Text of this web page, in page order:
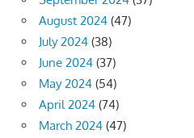
August 2024 (47)
July 2024 (38)
June 2024 (37)
May 2024 (54)
April 2024 (74)
March 2024 (47)